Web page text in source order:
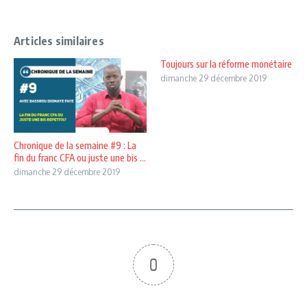
Articles similaires
Chronique de la semaine #9 : La
fin du franc CFA ou juste une bis ...
dimanche 29 décembre 2019
Toujours sur la réforme monétaire
dimanche 29 décembre 2019
0